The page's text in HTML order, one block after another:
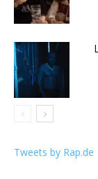
Tweets by Rap.de